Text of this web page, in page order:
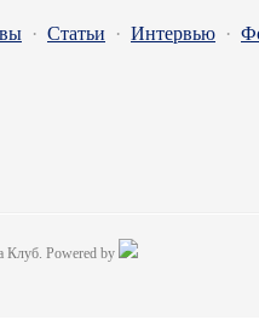
· Статьи · Интервью ·
Клуб. Powered by